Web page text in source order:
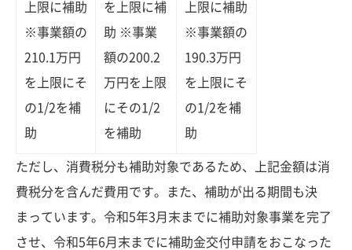
上限に補助
※事業額の
210.1万円
を上限にそ
の1/2を補
助
を上限に補
助 ※事業
額の200.2
万円を上限
にその1/2
を補助
上限に補助
※事業額の
190.3万円
を上限にそ
の1/2を補
助
ただし、消費税分も補助対象であるため、上記金額は消
費税分を含んだ費用です。また、補助が出る期間も決
まっています。令和5年3月末までに補助対象事業を完了
させ、令和5年6月末までに補助金交付申請をおこなった